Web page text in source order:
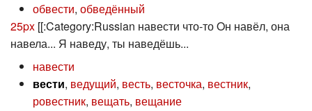
обвести, обведённый
25px [[:Category:Russian навести что-то Oн навёл, она
навела... Я наведу, ты наведёшь...
навести
вести, ведущий, весть, весточка, вестник,
ровестник, вещать, вещание